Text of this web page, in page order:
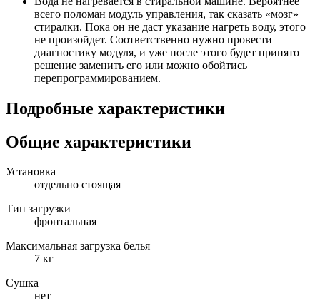
всего поломан модуль управления, так сказать «мозг»
стиралки. Пока он не даст указание нагреть воду, этого
не произойдет. Соответственно нужно провести
диагностику модуля, и уже после этого будет принято
решение заменить его или можно обойтись
перепрограммированием.
Подробные характеристики
Общие характеристики
Установка
отдельно стоящая
Тип загрузки
фронтальная
Максимальная загрузка белья
7 кг
Сушка
нет